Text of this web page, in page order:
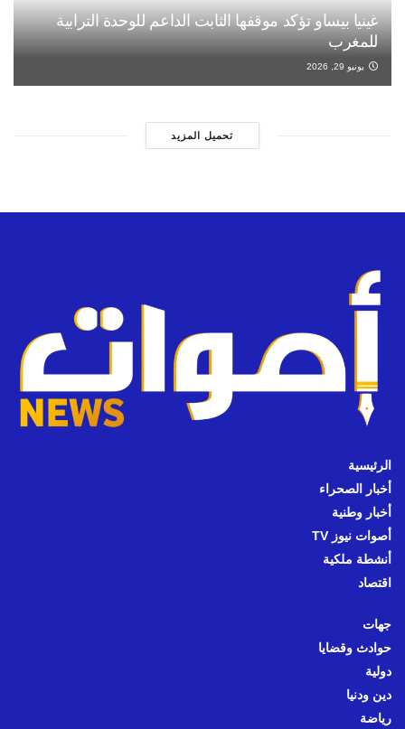
غينيا بيساو تؤكد موقفها الثابت الداعم للوحدة الترابية
للمغرب
يونيو 29, 2026
تحميل المزيد
الرئيسية
أخبار الصحراء
أخبار وطنية
أصوات نيوز TV
أنشطة ملكية
اقتصاد
جهات
حوادث وقضايا
دولية
دين ودنيا
رياضة